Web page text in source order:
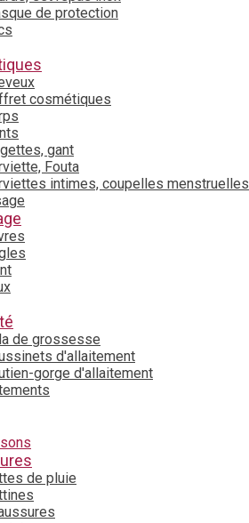
de protection
cosmétiques
gant
Fouta
intimes, coupelles menstruelles
de grossesse
d'allaitement
gorge d'allaitement
de pluie